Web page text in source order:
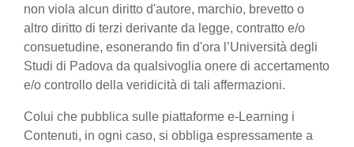
non viola alcun diritto d'autore, marchio, brevetto o
altro diritto di terzi derivante da legge, contratto e/o
consuetudine, esonerando fin d'ora l’Università degli
Studi di Padova da qualsivoglia onere di accertamento
e/o controllo della veridicità di tali affermazioni.
Colui che pubblica sulle piattaforme e-Learning i
Contenuti, in ogni caso, si obbliga espressamente a